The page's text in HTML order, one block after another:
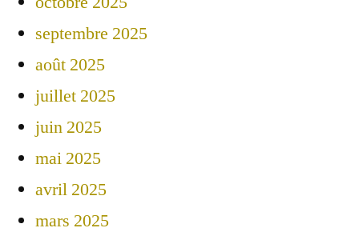
septembre 2025
août 2025
juillet 2025
juin 2025
mai 2025
avril 2025
mars 2025